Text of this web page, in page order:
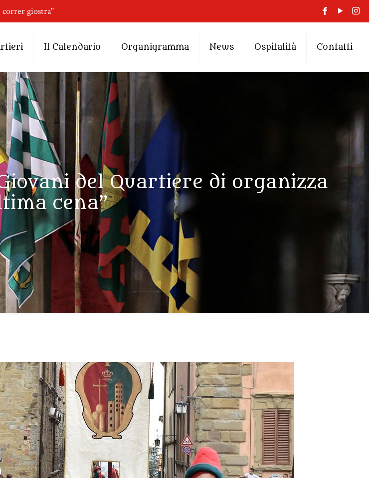
giostra"
Il Calendario Organigramma News Ospitalità Contatti
del Quartiere di organizza
cena”